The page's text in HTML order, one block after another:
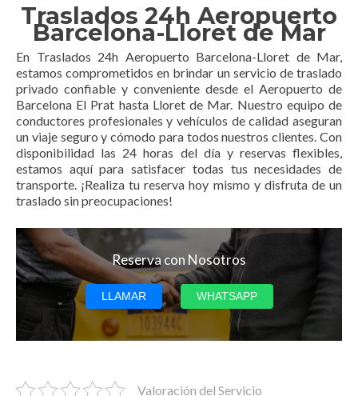
Traslados 24h Aeropuerto
Barcelona-Lloret de Mar
En Traslados 24h Aeropuerto Barcelona-Lloret de Mar,
estamos comprometidos en brindar un servicio de traslado
privado confiable y conveniente desde el Aeropuerto de
Barcelona El Prat hasta Lloret de Mar. Nuestro equipo de
conductores profesionales y vehículos de calidad aseguran
un viaje seguro y cómodo para todos nuestros clientes. Con
disponibilidad las 24 horas del día y reservas flexibles,
estamos aquí para satisfacer todas tus necesidades de
transporte. ¡Realiza tu reserva hoy mismo y disfruta de un
traslado sin preocupaciones!
Reserva con Nosotros
LLAMAR WHATSAPP
Valoración del Servicio